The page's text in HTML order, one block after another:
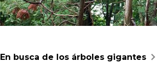
En busca de los árboles gigantes